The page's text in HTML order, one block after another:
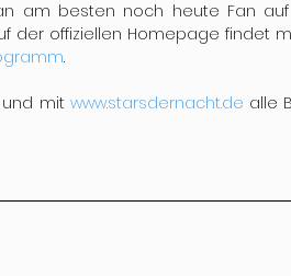
am besten noch heute Fan auf
der offiziellen Homepage findet
.
und mit www.starsdernacht.de alle